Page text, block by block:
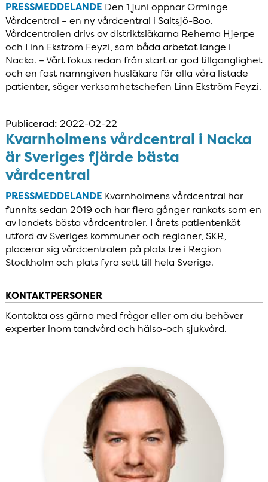
PRESSMEDDELANDE Den 1 juni öppnar Orminge
Vårdcentral – en ny vårdcentral i Saltsjö-Boo.
Vårdcentralen drivs av distriktsläkarna Rehema Hjerpe
och Linn Ekström Feyzi, som båda arbetat länge i
Nacka. – Vårt fokus redan från start är god tillgänglighet
och en fast namngiven husläkare för alla våra listade
patienter, säger verksamhetschefen Linn Ekström Feyzi.
Publicerad: 2022-02-22
Kvarnholmens vårdcentral i Nacka
är Sveriges fjärde bästa
vårdcentral
PRESSMEDDELANDE Kvarnholmens vårdcentral har
funnits sedan 2019 och har flera gånger rankats som en
av landets bästa vårdcentraler. I årets patientenkät
utförd av Sveriges kommuner och regioner, SKR,
placerar sig vårdcentralen på plats tre i Region
Stockholm och plats fyra sett till hela Sverige.
KONTAKTPERSONER
Kontakta oss gärna med frågor eller om du behöver
experter inom tandvård och hälso-och sjukvård.